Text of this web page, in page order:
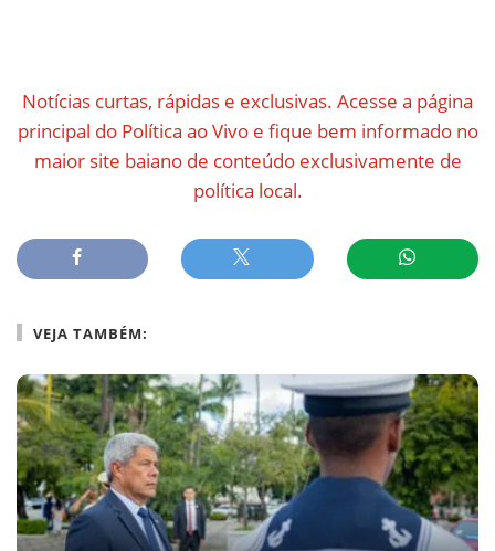
Notícias curtas, rápidas e exclusivas. Acesse a página
principal do Política ao Vivo e fique bem informado no
maior site baiano de conteúdo exclusivamente de
política local.
VEJA TAMBÉM: